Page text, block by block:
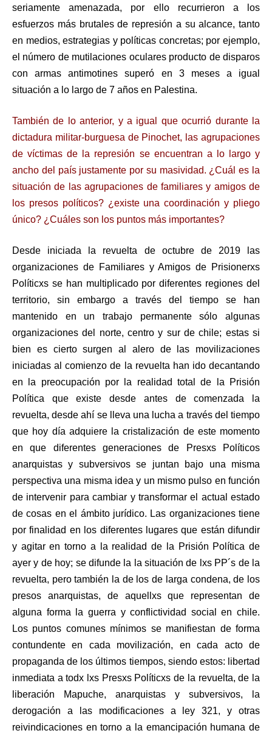
seriamente amenazada, por ello recurrieron a los
esfuerzos más brutales de represión a su alcance, tanto
en medios, estrategias y políticas concretas; por ejemplo,
el número de mutilaciones oculares producto de disparos
con armas antimotines superó en 3 meses a igual
situación a lo largo de 7 años en Palestina.
También de lo anterior, y a igual que ocurrió durante la
dictadura militar-burguesa de Pinochet, las agrupaciones
de víctimas de la represión se encuentran a lo largo y
ancho del país justamente por su masividad. ¿Cuál es la
situación de las agrupaciones de familiares y amigos de
los presos políticos? ¿existe una coordinación y pliego
único? ¿Cuáles son los puntos más importantes?
Desde iniciada la revuelta de octubre de 2019 las
organizaciones de Familiares y Amigos de Prisionerxs
Políticxs se han multiplicado por diferentes regiones del
territorio, sin embargo a través del tiempo se han
mantenido en un trabajo permanente sólo algunas
organizaciones del norte, centro y sur de chile; estas si
bien es cierto surgen al alero de las movilizaciones
iniciadas al comienzo de la revuelta han ido decantando
en la preocupación por la realidad total de la Prisión
Política que existe desde antes de comenzada la
revuelta, desde ahí se lleva una lucha a través del tiempo
que hoy día adquiere la cristalización de este momento
en que diferentes generaciones de Presxs Políticos
anarquistas y subversivos se juntan bajo una misma
perspectiva una misma idea y un mismo pulso en función
de intervenir para cambiar y transformar el actual estado
de cosas en el ámbito jurídico. Las organizaciones tiene
por finalidad en los diferentes lugares que están difundir
y agitar en torno a la realidad de la Prisión Política de
ayer y de hoy; se difunde la la situación de lxs PP´s de la
revuelta, pero también la de los de larga condena, de los
presos anarquistas, de aquellxs que representan de
alguna forma la guerra y conflictividad social en chile.
Los puntos comunes mínimos se manifiestan de forma
contundente en cada movilización, en cada acto de
propaganda de los últimos tiempos, siendo estos: libertad
inmediata a todx lxs Presxs Políticxs de la revuelta, de la
liberación Mapuche, anarquistas y subversivos, la
derogación a las modificaciones a ley 321, y otras
reivindicaciones en torno a la emancipación humana de